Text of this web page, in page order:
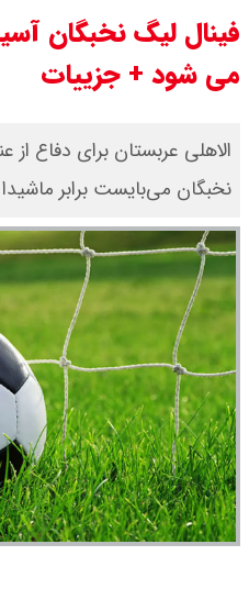
فینال لیگ نخبگان
می شود + جزییات
الاهلی عربستان برای دفاع
نخبگان می‌بایست برابر ماشیدا